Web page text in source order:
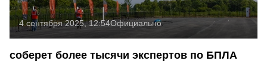
4 сентября 2025, 12:54Официально
соберет более тысячи экспертов по БПЛА